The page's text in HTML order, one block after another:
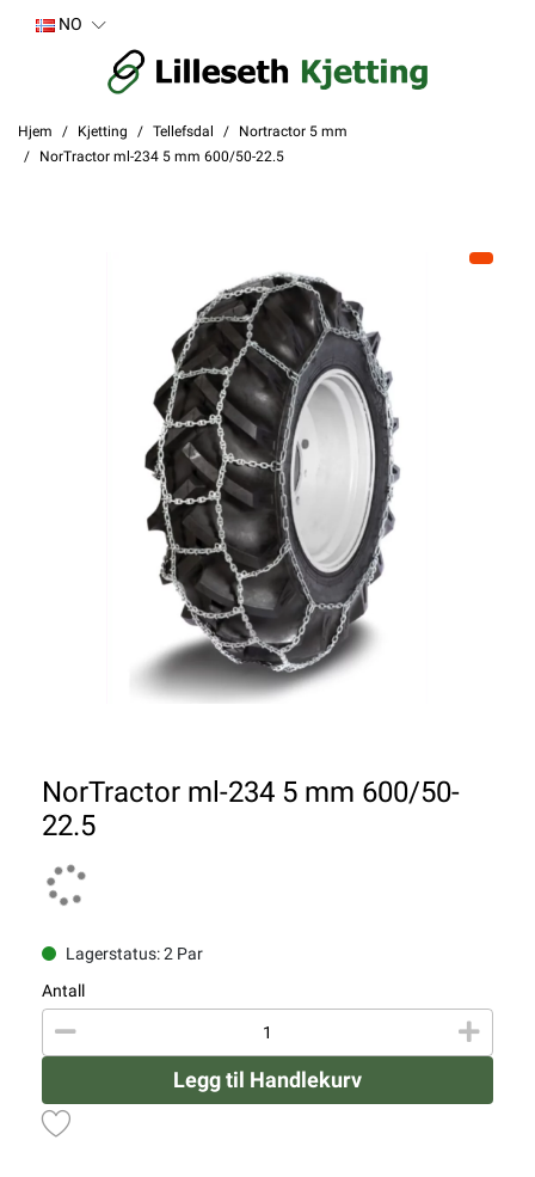
NO
Hjem Kjetting Tellefsdal
Nortractor 5 mm
NorTractor ml-234 5 mm 600/50-22.5
NorTractor ml-234 5 mm 600/50-
22.5
Lagerstatus: 2 Par
Antall
Legg til Handlekurv